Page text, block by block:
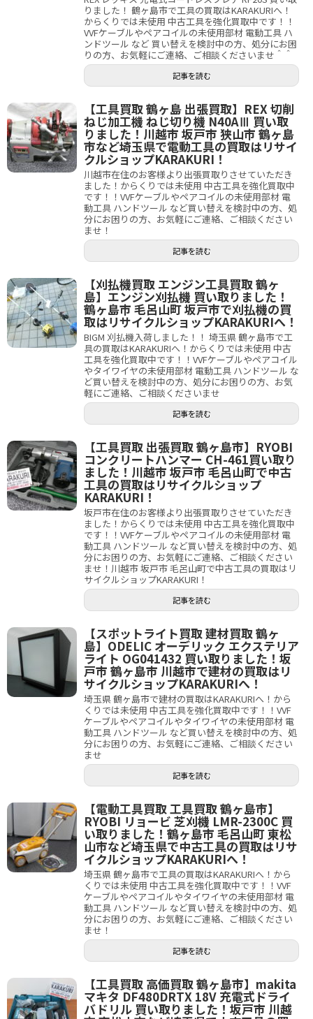
りました！ 鶴ヶ島市で工具の買取はKARAKURIへ！
からくりでは未使用 中古工具を強化買取中です！！
VVFケーブルやペアコイルの未使用部材 電動工具 ハ
ンドツール など 買い替えを検討中の方、処分にお困
りの方、お気軽にご連絡、ご相談くださいませ＾＾
記事を読む
【工具買取 鶴ヶ島 出張買取】REX 切削
ねじ加工機 ねじ切り機 N40AⅢ 買い取
りました！川越市 坂戸市 狭山市 鶴ヶ島
市など埼玉県で電動工具の買取はリサイ
クルショップKARAKURI！
川越市在住のお客様より出張買取りさせていただき
ました！からくりでは未使用 中古工具を強化買取中
です！！VVFケーブルやペアコイルの未使用部材 電
動工具 ハンドツール など買い替えを検討中の方、処
分にお困りの方、お気軽にご連絡、ご相談ください
ませ！
記事を読む
【刈払機買取 エンジン工具買取 鶴ヶ
島】エンジン刈払機 買い取りました！
鶴ヶ島市 毛呂山町 坂戸市で刈払機の買
取はリサイクルショップKARAKURIへ！
BIGM 刈払機入荷しました！！ 埼玉県 鶴ヶ島市で工
具の買取はKARAKURIへ！からくりでは未使用 中古
工具を強化買取中です！！VVFケーブルやペアコイル
やタイワイヤの未使用部材 電動工具 ハンドツール な
ど買い替えを検討中の方、処分にお困りの方、お気
軽にご連絡、ご相談くださいませ
記事を読む
【工具買取 出張買取 鶴ヶ島市】RYOBI
コンクリートハンマー CH-461買い取り
ました！川越市 坂戸市 毛呂山町で中古
工具の買取はリサイクルショップ
KARAKURI！
坂戸市在住のお客様より出張買取りさせていただき
ました！からくりでは未使用 中古工具を強化買取中
です！！VVFケーブルやペアコイルの未使用部材 電
動工具 ハンドツール など買い替えを検討中の方、処
分にお困りの方、お気軽にご連絡、ご相談ください
ませ！川越市 坂戸市 毛呂山町で中古工具の買取はリ
サイクルショップKARAKURI！
記事を読む
【スポットライト買取 建材買取 鶴ヶ
島】ODELIC オーデリック エクステリア
ライト OG041432 買い取りました！坂
戸市 鶴ヶ島市 川越市で建材の買取はリ
サイクルショップKARAKURIへ！
埼玉県 鶴ヶ島市で建材の買取はKARAKURIへ！から
くりでは未使用 中古工具を強化買取中です！！VVF
ケーブルやペアコイルやタイワイヤの未使用部材 電
動工具 ハンドツール など買い替えを検討中の方、処
分にお困りの方、お気軽にご連絡、ご相談ください
ませ
記事を読む
【電動工具買取 工具買取 鶴ヶ島市】
RYOBI リョービ 芝刈機 LMR-2300C 買
い取りました！鶴ヶ島市 毛呂山町 東松
山市など埼玉県で中古工具の買取はリサ
イクルショップKARAKURIへ！
埼玉県 鶴ヶ島市で工具の買取はKARAKURIへ！から
くりでは未使用 中古工具を強化買取中です！！VVF
ケーブルやペアコイルやタイワイヤの未使用部材 電
動工具 ハンドツール など買い替えを検討中の方、処
分にお困りの方、お気軽にご連絡、ご相談ください
ませ！
記事を読む
【工具買取 高価買取 鶴ヶ島市】makita
マキタ DF480DRTX 18V 充電式ドライ
バドリル 買い取りました！坂戸市 川越